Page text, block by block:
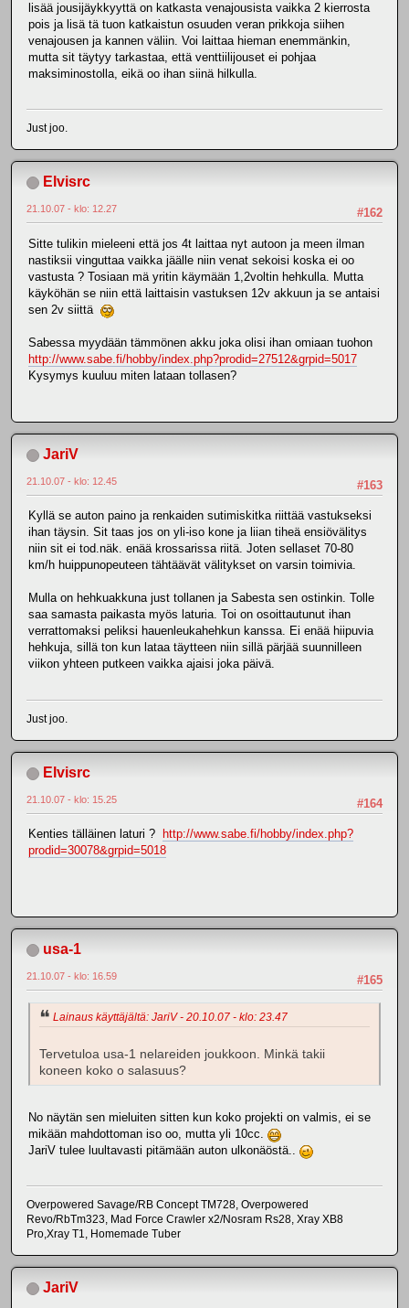
lisää jousijäykkyyttä on katkasta venajousista vaikka 2 kierrosta
pois ja lisä tä tuon katkaistun osuuden veran prikkoja siihen
venajousen ja kannen väliin. Voi laittaa hieman enemmänkin,
mutta sit täytyy tarkastaa, että venttiilijouset ei pohjaa
maksiminostolla, eikä oo ihan siinä hilkulla.
Just joo.
Elvisrc
#162
21.10.07 - klo: 12.27
Sitte tulikin mieleeni että jos 4t laittaa nyt autoon ja meen ilman
nastiksii vinguttaa vaikka jäälle niin venat sekoisi koska ei oo
vastusta ? Tosiaan mä yritin käymään 1,2voltin hehkulla. Mutta
käyköhän se niin että laittaisin vastuksen 12v akkuun ja se antaisi
sen 2v siittä
Sabessa myydään tämmönen akku joka olisi ihan omiaan tuohon
http://www.sabe.fi/hobby/index.php?prodid=27512&grpid=5017
Kysymys kuuluu miten lataan tollasen?
JariV
#163
21.10.07 - klo: 12.45
Kyllä se auton paino ja renkaiden sutimiskitka riittää vastukseksi
ihan täysin. Sit taas jos on yli-iso kone ja liian tiheä ensiövälitys
niin sit ei tod.näk. enää krossarissa riitä. Joten sellaset 70-80
km/h huippunopeuteen tähtäävät välitykset on varsin toimivia.
Mulla on hehkuakkuna just tollanen ja Sabesta sen ostinkin. Tolle
saa samasta paikasta myös laturia. Toi on osoittautunut ihan
verrattomaksi peliksi hauenleukahehkun kanssa. Ei enää hiipuvia
hehkuja, sillä ton kun lataa täytteen niin sillä pärjää suunnilleen
viikon yhteen putkeen vaikka ajaisi joka päivä.
Just joo.
Elvisrc
#164
21.10.07 - klo: 15.25
Kenties tälläinen laturi ?
http://www.sabe.fi/hobby/index.php?
prodid=30078&grpid=5018
usa-1
#165
21.10.07 - klo: 16.59
Lainaus käyttäjältä: JariV - 20.10.07 - klo: 23.47
Tervetuloa usa-1 nelareiden joukkoon. Minkä takii
koneen koko o salasuus?
No näytän sen mieluiten sitten kun koko projekti on valmis, ei se
mikään mahdottoman iso oo, mutta yli 10cc.
JariV tulee luultavasti pitämään auton ulkonäöstä..
Overpowered Savage/RB Concept TM728, Overpowered
Revo/RbTm323, Mad Force Crawler x2/Nosram Rs28, Xray XB8
Pro,Xray T1, Homemade Tuber
JariV